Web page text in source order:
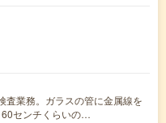
査業務。ガラスの管に金属線を
センチくらいの…